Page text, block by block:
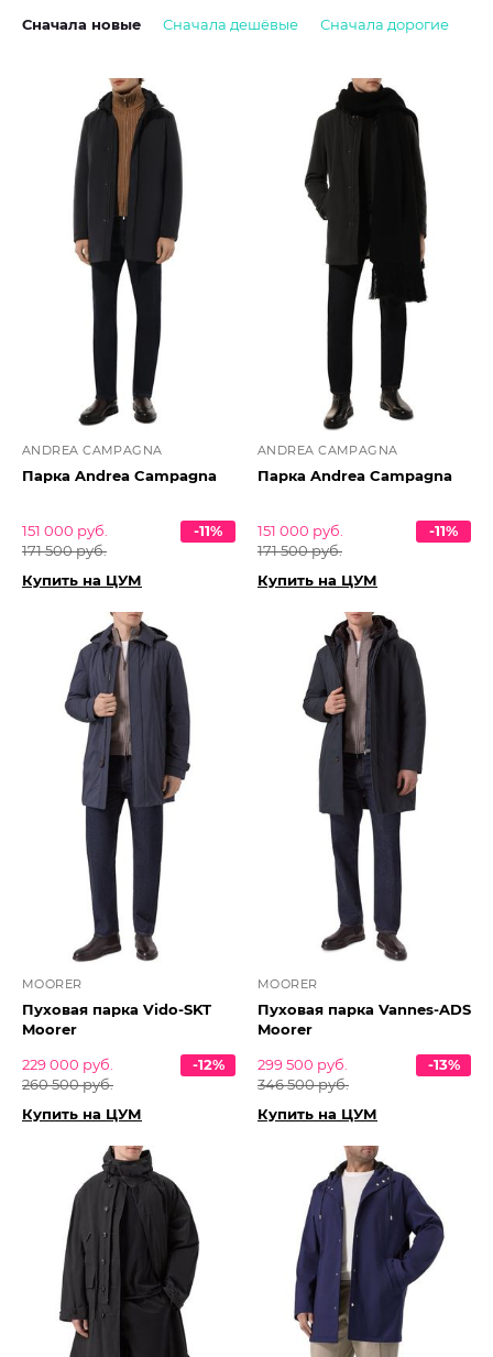
Сначала новые Сначала дешёвые Сначала дорогие
ANDREA CAMPAGNA
Парка Andrea Campagna
151 000 руб.
171 500 руб.
-11%
Купить на ЦУМ
ANDREA CAMPAGNA
Парка Andrea Campagna
151 000 руб.
171 500 руб.
-11%
Купить на ЦУМ
MOORER
Пуховая парка Vido-SKT
Moorer
229 000 руб.
260 500 руб.
-12%
Купить на ЦУМ
MOORER
Пуховая парка Vannes-ADS
Moorer
299 500 руб.
346 500 руб.
-13%
Купить на ЦУМ